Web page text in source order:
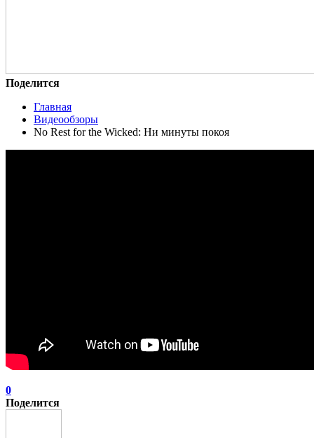
Поделится
Главная
Видеообзоры
No Rest for the Wicked: Ни минуты покоя
0
Поделится